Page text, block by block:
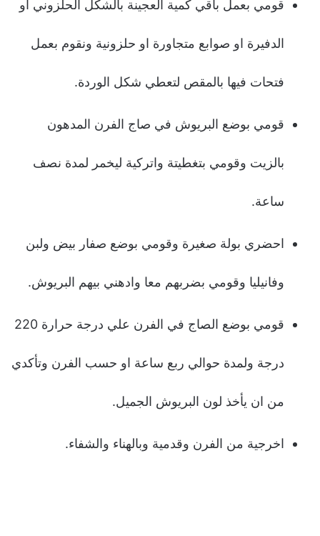
قومي بعمل باقي كمية العجينة بالشكل الحلزوني او
الدفيرة او صوابع متجاورة او حلزونية ونقوم بعمل
فتحات فيها بالمقص لتعطي شكل الوردة.
قومي بوضع البريوش في صاج الفرن المدهون
بالزيت وقومي بتغطيتة واتركية ليخمر لمدة نصف
ساعة.
احضري بولة صغيرة وقومي بوضع صفار بيض ولبن
وفانيليا وقومي بضربهم معا وادهني بيهم البريوش.
قومي بوضع الصاج في الفرن علي درجة حرارة 220
درجة ولمدة حوالي ربع ساعة او حسب الفرن وتأكدي
من ان يأخذ لون البريوش الجميل.
اخرجية من الفرن وقدمية وبالهناء والشفاء.